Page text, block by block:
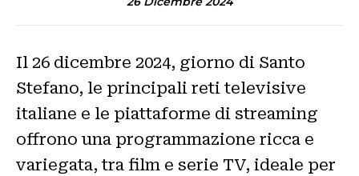
Il 26 dicembre 2024, giorno di Santo
Stefano, le principali reti televisive
italiane e le piattaforme di streaming
offrono una programmazione ricca e
variegata, tra film e serie TV, ideale per